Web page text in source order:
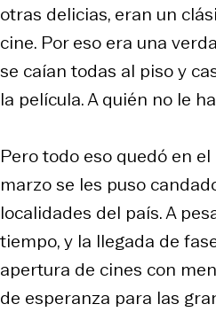
otras delicias, eran un
cine. Por eso era una
se caían todas al piso y
la película. A quién no le
Pero todo eso quedó en
marzo se les puso
localidades del país. A
tiempo, y la llegada de
apertura de cines con
de esperanza para las